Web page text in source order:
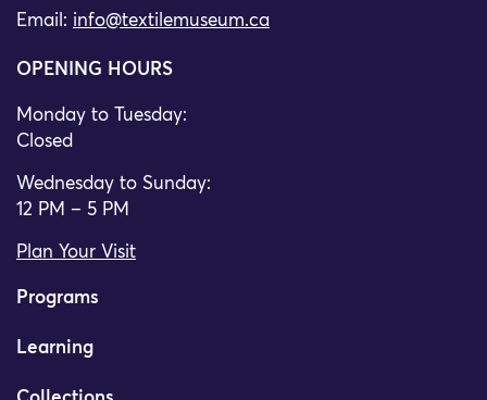
Email: info@textilemuseum.ca
OPENING HOURS
Monday to Tuesday:
Closed
Wednesday to Sunday:
12 PM – 5 PM
Plan Your Visit
Programs
Learning